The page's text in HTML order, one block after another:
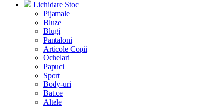
Lichidare Stoc
Pijamale
Bluze
Blugi
Pantaloni
Articole Copii
Ochelari
Papuci
Sport
Body-uri
Batice
Altele